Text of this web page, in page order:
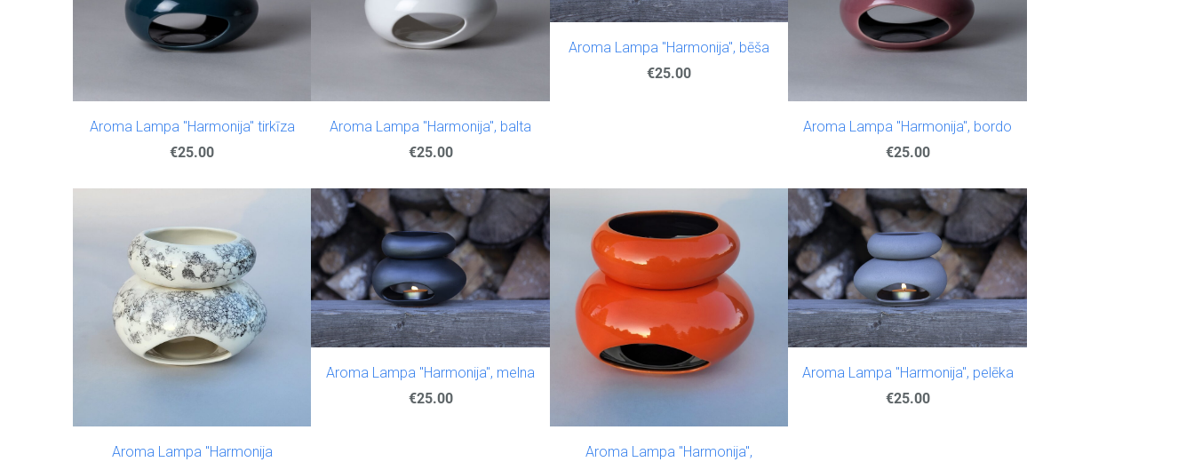
Aroma Lampa "Harmonija" tirkīza
€25.00
Aroma Lampa "Harmonija", balta
€25.00
Aroma Lampa "Harmonija", bēša
€25.00
Aroma Lampa "Harmonija", bordo
€25.00
Aroma Lampa "Harmonija
Aroma Lampa "Harmonija", melna
€25.00
Aroma Lampa "Harmonija",
Aroma Lampa "Harmonija", pelēka
€25.00